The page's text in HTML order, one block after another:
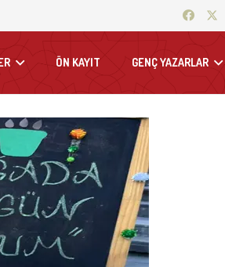
ÖN KAYIT GENÇ YAZARLAR